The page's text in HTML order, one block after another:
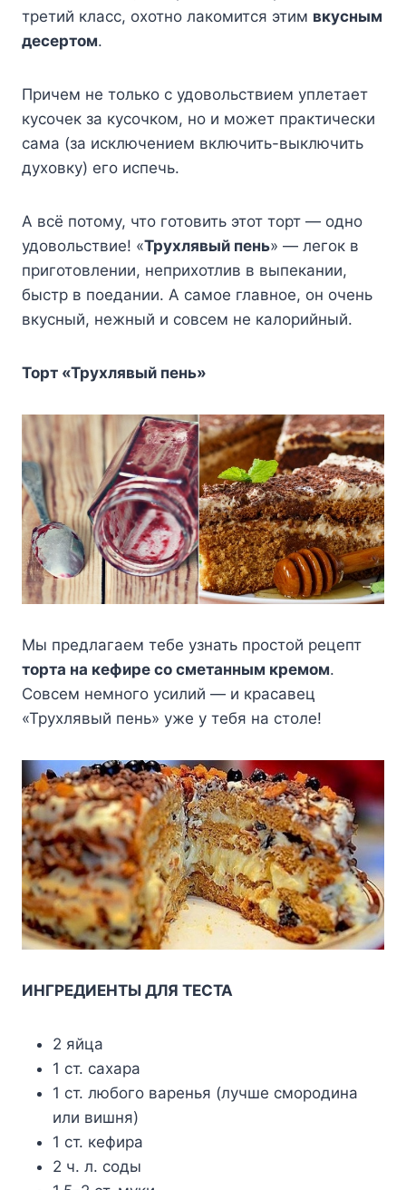
третий класс, охотно лакомится этим вкусным
десертом.
Причем не только с удовольствием уплетает
кусочек за кусочком, но и может практически
сама (за исключением включить-выключить
духовку) его испечь.
А всё потому, что готовить этот торт — одно
удовольствие! «Трухлявый пень» — легок в
приготовлении, неприхотлив в выпекании,
быстр в поедании. А самое главное, он очень
вкусный, нежный и совсем не калорийный.
Торт «Трухлявый пень»
Мы предлагаем тебе узнать простой рецепт
торта на кефире со сметанным кремом.
Совсем немного усилий — и красавец
«Трухлявый пень» уже у тебя на столе!
ИНГРЕДИЕНТЫ ДЛЯ ТЕСТА
2 яйца
1 ст. сахара
1 ст. любого варенья (лучше смородина
или вишня)
1 ст. кефира
2 ч. л. соды